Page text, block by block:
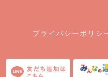
プライバシーポリシ